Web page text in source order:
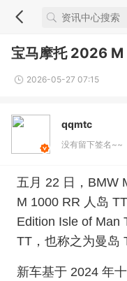
宝马摩托 2026 M
2026-05-27 07:15
qqmtc
没有留下签名~~
五月 22 日，BMW
M 1000 RR 人岛
Edition Isle of Man
TT，也称之为曼岛
新车基于 2024 年